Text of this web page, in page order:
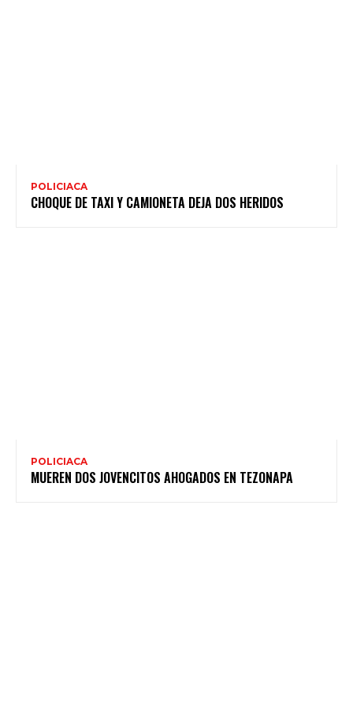
POLICIACA
CHOQUE DE TAXI Y CAMIONETA DEJA DOS HERIDOS
POLICIACA
MUEREN DOS JOVENCITOS AHOGADOS EN TEZONAPA